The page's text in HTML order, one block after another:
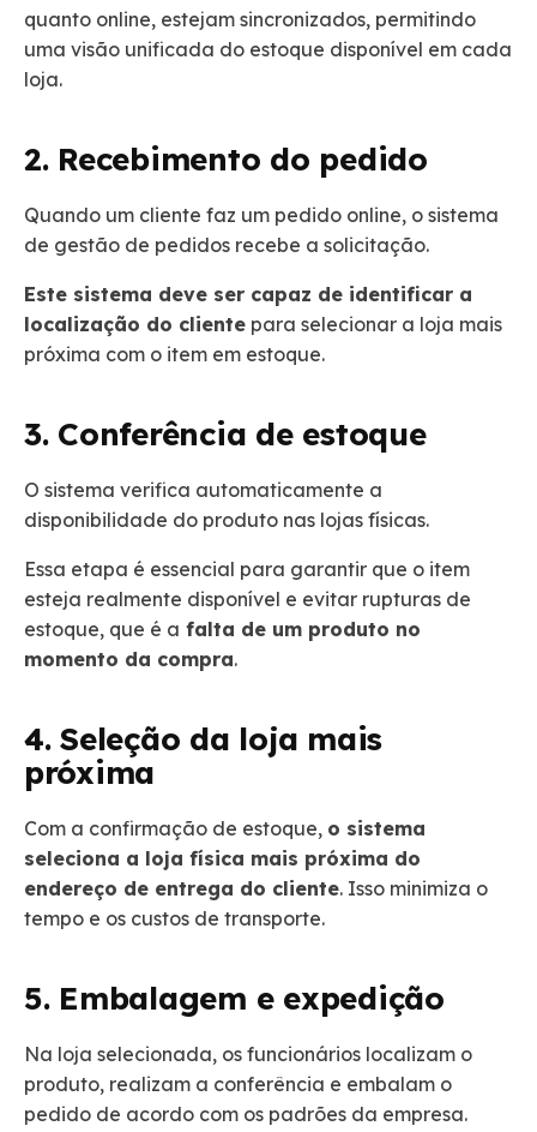
quanto online, estejam sincronizados, permitindo
uma visão unificada do estoque disponível em cada
loja.
2. Recebimento do pedido
Quando um cliente faz um pedido online, o sistema
de gestão de pedidos recebe a solicitação.
Este sistema deve ser capaz de identificar a
localização do cliente para selecionar a loja mais
próxima com o item em estoque.
3. Conferência de estoque
O sistema verifica automaticamente a
disponibilidade do produto nas lojas físicas.
Essa etapa é essencial para garantir que o item
esteja realmente disponível e evitar rupturas de
estoque, que é a falta de um produto no
momento da compra.
4. Seleção da loja mais
próxima
Com a confirmação de estoque, o sistema
seleciona a loja física mais próxima do
endereço de entrega do cliente. Isso minimiza o
tempo e os custos de transporte.
5. Embalagem e expedição
Na loja selecionada, os funcionários localizam o
produto, realizam a conferência e embalam o
pedido de acordo com os padrões da empresa.